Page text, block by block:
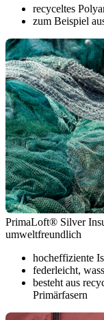
recyceltes
zum Beispiel
PrimaLoft® Silver
umweltfreundlich
hocheffiziente
federleicht,
besteht aus
Primärfasern